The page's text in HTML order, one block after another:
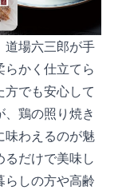
道場六三郎が手
かく仕立てら
でも安心して
鶏の照り焼き
味わえるのが魅
だけで美味し
らしの方や高齢